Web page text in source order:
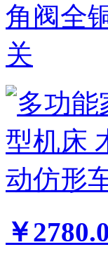
角阀全
关
￥